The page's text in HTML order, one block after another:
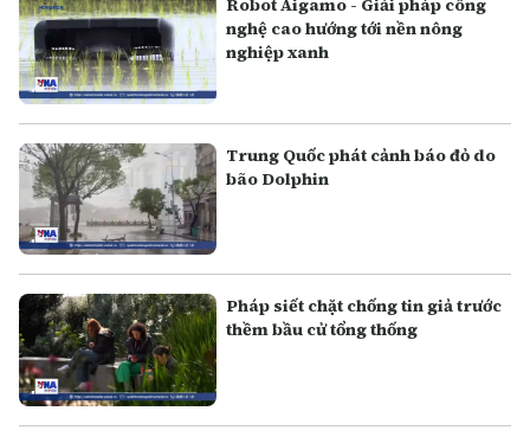
Robot Aigamo - Giải pháp công
nghệ cao hướng tới nền nông
nghiệp xanh
Trung Quốc phát cảnh báo đỏ do
bão Dolphin
Pháp siết chặt chống tin giả trước
thềm bầu cử tổng thống